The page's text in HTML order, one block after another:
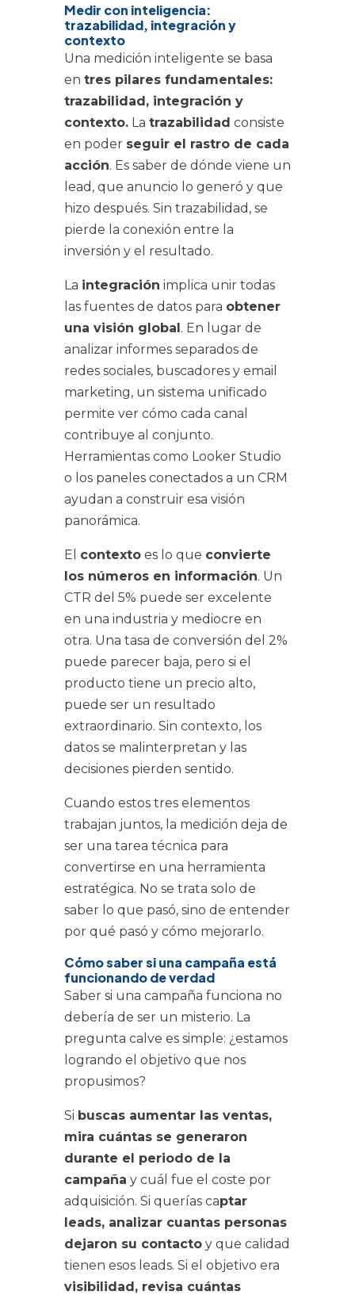
Medir con inteligencia:
trazabilidad, integración y
contexto
Una medición inteligente se basa
en tres pilares fundamentales:
trazabilidad, integración y
contexto.La trazabilidad consiste
en poder seguir el rastro de cada
acción. Es saber de dónde viene un
lead, que anuncio lo generó y que
hizo después. Sin trazabilidad, se
pierde la conexión entre la
inversión y el resultado.
La integración implica unir todas
las fuentes de datos para obtener
una visión global. En lugar de
analizar informes separados de
redes sociales, buscadoresy email
marketing, un sistema unificado
permite ver cómo cada canal
contribuye al conjunto.
Herramientas como Looker Studio
o los paneles conectados a un CRM
ayudan a construir esa visión
panorámica.
El contextoes lo que convierte
los números en información. Un
CTR del 5% puede ser excelente
en una industria y mediocre en
otra. Una tasa de conversión del 2%
puede parecer baja, pero si el
producto tiene un precio alto,
puede ser un resultado
extraordinario. Sin contexto, los
datos se malinterpretan y las
decisiones pierden sentido.
Cuando estos tres elementos
trabajan juntos, la medición deja de
ser una tarea técnica para
convertirse en una herramienta
estratégica. No se trata solo de
saber lo que pasó, sino de entender
por qué pasó y cómo mejorarlo.
Cómo saber si una campaña está
funcionando de verdad
Saber si una campaña funciona no
debería de ser un misterio. La
pregunta calve es simple: ¿estamos
logrando el objetivo que nos
propusimos?
Si buscas aumentar las ventas,
mira cuántas se generaron
durante el periodo de la
campaña y cuál fue el coste por
adquisición. Si querías captar
leads, analizar cuantas personas
dejaron su contactoy que calidad
tienen esos leads. Si el objetivo era
visibilidad, revisa cuántas